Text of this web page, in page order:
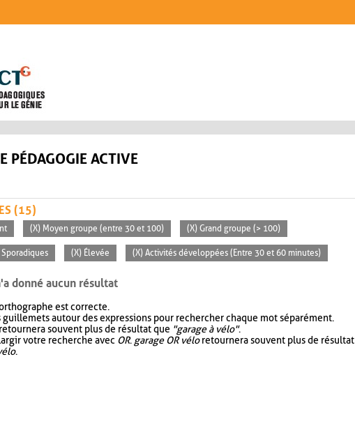
PÉDAGOGIE ACTIVE
(15)
(X) Moyen groupe (entre 30 et 100) (X) Grand groupe (> 100)
Sporadiques (X) Élevée (X) Activités développées (Entre 30 et 60 minutes)
donné aucun résultat
est correcte.
guillemets autour des expressions pour rechercher chaque mot séparément.
souvent plus de résultat que "garage à vélo".
votre recherche avec OR. garage OR véloretournera souvent plus de résultat
.